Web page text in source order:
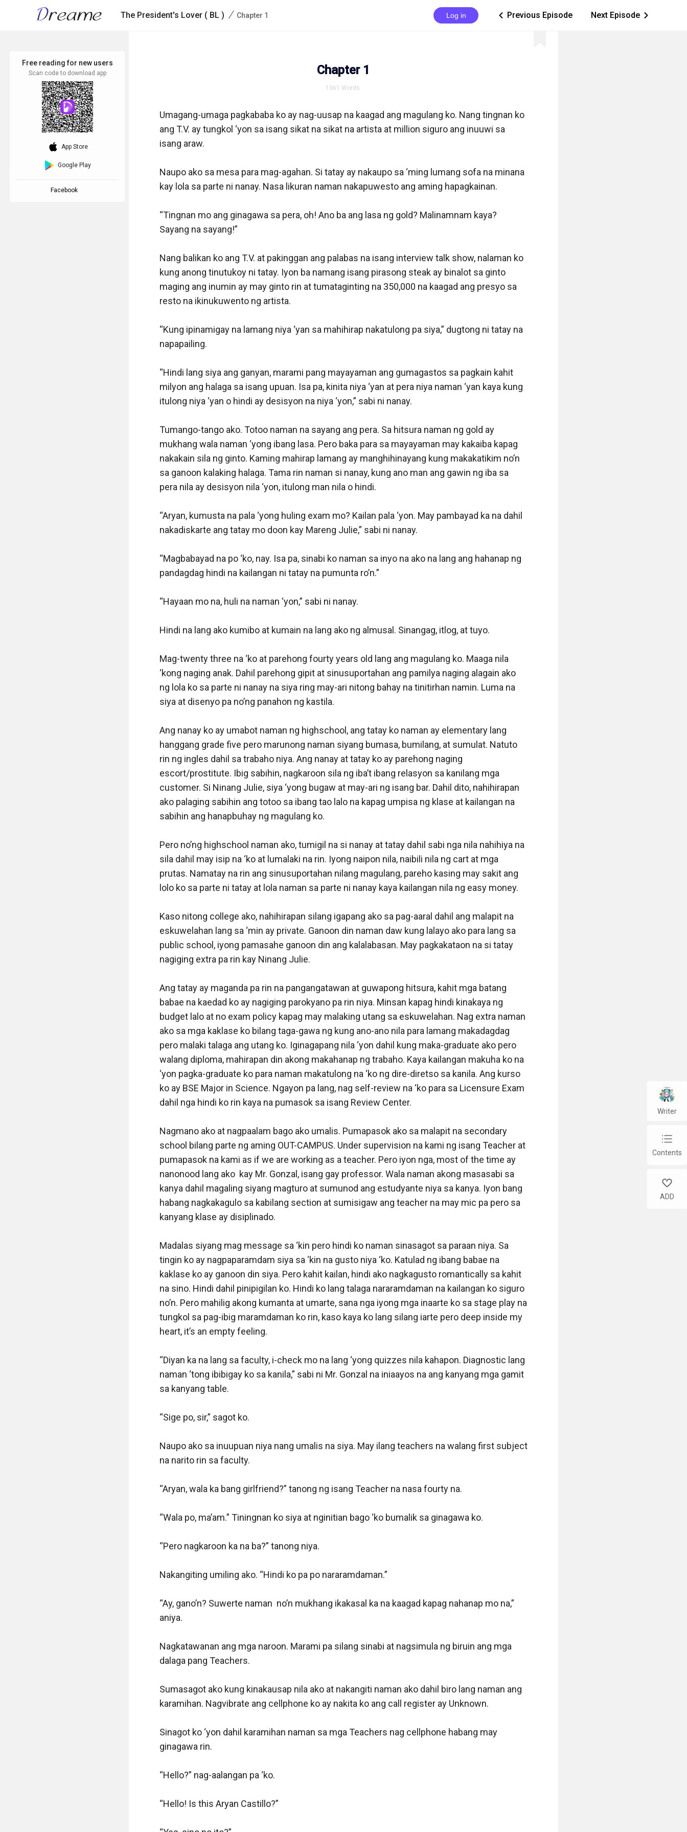
The President's Lover ( BL ) / Chapter 1 Log in ic_arrow_left Previous Episode Next Episode ic_arrow_right
Chapter 1
1361 Words
Umagang-umaga pagkababa ko ay nag-uusap na kaagad ang magulang ko. Nang tingnan ko
ang T.V. ay tungkol ‘yon sa isang sikat na sikat na artista at million siguro ang inuuwi sa
isang araw.
Naupo ako sa mesa para mag-agahan. Si tatay ay nakaupo sa ‘ming lumang sofa na minana
kay lola sa parte ni nanay. Nasa likuran naman nakapuwesto ang aming hapagkainan.
“Tingnan mo ang ginagawa sa pera, oh! Ano ba ang lasa ng gold? Malinamnam kaya?
Sayang na sayang!”
Nang balikan ko ang T.V. at pakinggan ang palabas na isang interview talk show, nalaman ko
kung anong tinutukoy ni tatay. Iyon ba namang isang pirasong steak ay binalot sa ginto
maging ang inumin ay may ginto rin at tumataginting na 350,000 na kaagad ang presyo sa
resto na ikinukuwento ng artista.
“Kung ipinamigay na lamang niya ‘yan sa mahihirap nakatulong pa siya,” dugtong ni tatay na
napapailing.
“Hindi lang siya ang ganyan, marami pang mayayaman ang gumagastos sa pagkain kahit
milyon ang halaga sa isang upuan. Isa pa, kinita niya ‘yan at pera niya naman ‘yan kaya kung
itulong niya ‘yan o hindi ay desisyon na niya ‘yon,” sabi ni nanay.
Tumango-tango ako. Totoo naman na sayang ang pera. Sa hitsura naman ng gold ay
mukhang wala naman ‘yong ibang lasa. Pero baka para sa mayayaman may kakaiba kapag
nakakain sila ng ginto. Kaming mahirap lamang ay manghihinayang kung makakatikim no’n
sa ganoon kalaking halaga. Tama rin naman si nanay, kung ano man ang gawin ng iba sa
pera nila ay desisyon nila ‘yon, itulong man nila o hindi.
“Aryan, kumusta na pala ‘yong huling exam mo? Kailan pala ‘yon. May pambayad ka na dahil
nakadiskarte ang tatay mo doon kay Mareng Julie,” sabi ni nanay.
“Magbabayad na po ‘ko, nay. Isa pa, sinabi ko naman sa inyo na ako na lang ang hahanap ng
pandagdag hindi na kailangan ni tatay na pumunta ro’n.”
“Hayaan mo na, huli na naman ‘yon,” sabi ni nanay.
Hindi na lang ako kumibo at kumain na lang ako ng almusal. Sinangag, itlog, at tuyo.
Mag-twenty three na ‘ko at parehong fourty years old lang ang magulang ko. Maaga nila
‘kong naging anak. Dahil parehong gipit at sinusuportahan ang pamilya naging alagain ako
ng lola ko sa parte ni nanay na siya ring may-ari nitong bahay na tinitirhan namin. Luma na
siya at disenyo pa no’ng panahon ng kastila.
Ang nanay ko ay umabot naman ng highschool, ang tatay ko naman ay elementary lang
hanggang grade five pero marunong naman siyang bumasa, bumilang, at sumulat. Natuto
rin ng ingles dahil sa trabaho niya. Ang nanay at tatay ko ay parehong naging
escort/prostitute. Ibig sabihin, nagkaroon sila ng iba’t ibang relasyon sa kanilang mga
customer. Si Ninang Julie, siya ‘yong bugaw at may-ari ng isang bar. Dahil dito, nahihirapan
ako palaging sabihin ang totoo sa ibang tao lalo na kapag umpisa ng klase at kailangan na
sabihin ang hanapbuhay ng magulang ko.
Pero no’ng highschool naman ako, tumigil na si nanay at tatay dahil sabi nga nila nahihiya na
sila dahil may isip na ‘ko at lumalaki na rin. Iyong naipon nila, naibili nila ng cart at mga
prutas. Namatay na rin ang sinusuportahan nilang magulang, pareho kasing may sakit ang
lolo ko sa parte ni tatay at lola naman sa parte ni nanay kaya kailangan nila ng easy money.
Kaso nitong college ako, nahihirapan silang igapang ako sa pag-aaral dahil ang malapit na
eskuwelahan lang sa ‘min ay private. Ganoon din naman daw kung lalayo ako para lang sa
public school, iyong pamasahe ganoon din ang kalalabasan. May pagkakataon na si tatay
nagiging extra pa rin kay Ninang Julie.
Ang tatay ay maganda pa rin na pangangatawan at guwapong hitsura, kahit mga batang
babae na kaedad ko ay nagiging parokyano pa rin niya. Minsan kapag hindi kinakaya ng
budget lalo at no exam policy kapag may malaking utang sa eskuwelahan. Nag extra naman
ako sa mga kaklase ko bilang taga-gawa ng kung ano-ano nila para lamang makadagdag
pero malaki talaga ang utang ko. Iginagapang nila ‘yon dahil kung maka-graduate ako pero
walang diploma, mahirapan din akong makahanap ng trabaho. Kaya kailangan makuha ko na
‘yon pagka-graduate ko para naman makatulong na ‘ko ng dire-diretso sa kanila. Ang kurso
ko ay BSE Major in Science. Ngayon pa lang, nag self-review na ‘ko para sa Licensure Exam
dahil nga hindi ko rin kaya na pumasok sa isang Review Center.
Nagmano ako at nagpaalam bago ako umalis. Pumapasok ako sa malapit na secondary
school bilang parte ng aming OUT-CAMPUS. Under supervision na kami ng isang Teacher at
pumapasok na kami as if we are working as a teacher. Pero iyon nga, most of the time ay
nanonood lang ako  kay Mr. Gonzal, isang gay professor. Wala naman akong masasabi sa
kanya dahil magaling siyang magturo at sumunod ang estudyante niya sa kanya. Iyon bang
habang nagkakagulo sa kabilang section at sumisigaw ang teacher na may mic pa pero sa
kanyang klase ay disiplinado.
Madalas siyang mag message sa ‘kin pero hindi ko naman sinasagot sa paraan niya. Sa
tingin ko ay nagpaparamdam siya sa ‘kin na gusto niya ‘ko. Katulad ng ibang babae na
kaklase ko ay ganoon din siya. Pero kahit kailan, hindi ako nagkagusto romantically sa kahit
na sino. Hindi dahil pinipigilan ko. Hindi ko lang talaga nararamdaman na kailangan ko siguro
no’n. Pero mahilig akong kumanta at umarte, sana nga iyong mga inaarte ko sa stage play na
tungkol sa pag-ibig maramdaman ko rin, kaso kaya ko lang silang iarte pero deep inside my
heart, it’s an empty feeling.
“Diyan ka na lang sa faculty, i-check mo na lang ‘yong quizzes nila kahapon. Diagnostic lang
naman ‘tong ibibigay ko sa kanila,” sabi ni Mr. Gonzal na iniaayos na ang kanyang mga gamit
sa kanyang table.
“Sige po, sir,” sagot ko.
Naupo ako sa inuupuan niya nang umalis na siya. May ilang teachers na walang first subject
na narito rin sa faculty.
“Aryan, wala ka bang girlfriend?” tanong ng isang Teacher na nasa fourty na.
“Wala po, ma’am.” Tiningnan ko siya at nginitian bago ‘ko bumalik sa ginagawa ko.
“Pero nagkaroon ka na ba?” tanong niya.
Nakangiting umiling ako. “Hindi ko pa po nararamdaman.”
“Ay, gano’n? Suwerte naman  no’n mukhang ikakasal ka na kaagad kapag nahanap mo na,”
aniya.
Nagkatawanan ang mga naroon. Marami pa silang sinabi at nagsimula ng biruin ang mga
dalaga pang Teachers.
Sumasagot ako kung kinakausap nila ako at nakangiti naman ako dahil biro lang naman ang
karamihan. Nagvibrate ang cellphone ko ay nakita ko ang call register ay Unknown.
Sinagot ko ‘yon dahil karamihan naman sa mga Teachers nag cellphone habang may
ginagawa rin.
“Hello?” nag-aalangan pa ‘ko.
“Hello! Is this Aryan Castillo?”
Free reading for new users
Scan code to download app
download_ios App Store
Google Play
Facebook
Writer
chap_list
Contents
like
ADD